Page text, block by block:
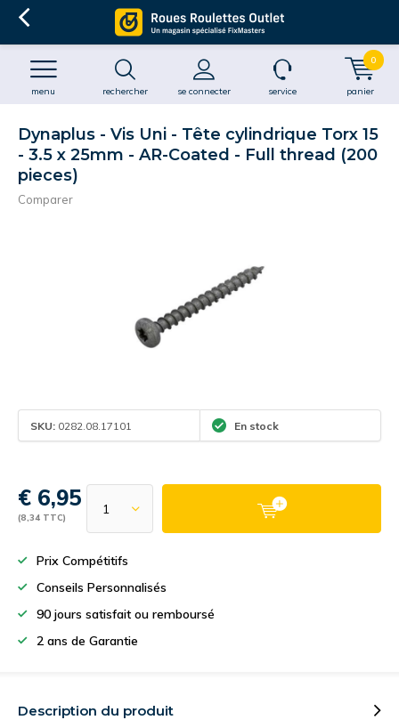
rechercher se connecter
menu service panier
0
Dynaplus - Vis Uni - Tête cylindrique Torx 15
- 3.5 x 25mm - AR-Coated - Full thread (200
pieces)
Comparer
SKU: 0282.08.17101 En stock
€ 6,95
(8,34 TTC)
Prix Compétitifs
Conseils Personnalisés
90 jours satisfait ou remboursé
2 ans de Garantie
Description du produit